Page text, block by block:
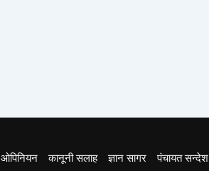
ओपिनियन कानूनी सलाह ज्ञान सागर पंचायत सन्देश